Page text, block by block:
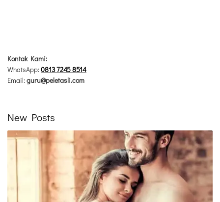
Kontak Kami:
WhatsApp:0813 7245 8514
Email:guru@peletasli.com
New Posts